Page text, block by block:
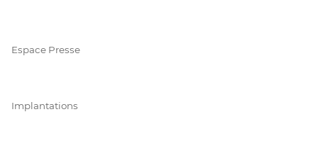
Espace Presse
Implantations